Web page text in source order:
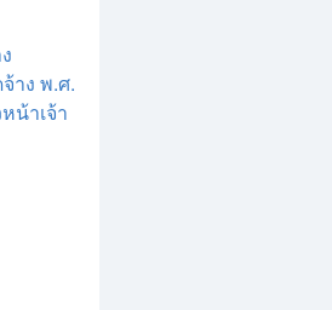
าง พ.ศ.
น้าเจ้า